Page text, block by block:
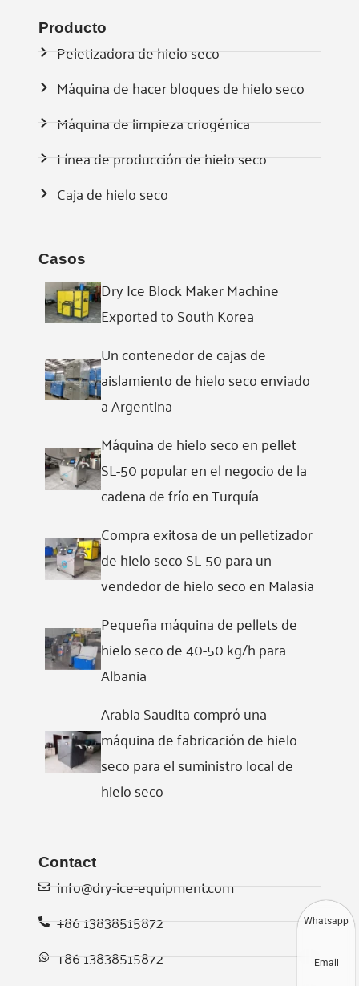
Producto
Peletizadora de hielo seco
Máquina de hacer bloques de hielo seco
Máquina de limpieza criogénica
Línea de producción de hielo seco
Caja de hielo seco
Casos
Dry Ice Block Maker Machine
Exported to South Korea
Un contenedor de cajas de
aislamiento de hielo seco enviado
a Argentina
Máquina de hielo seco en pellet
SL-50 popular en el negocio de la
cadena de frío en Turquía
Compra exitosa de un pelletizador
de hielo seco SL-50 para un
vendedor de hielo seco en Malasia
Pequeña máquina de pellets de
hielo seco de 40-50 kg/h para
Albania
Arabia Saudita compró una
máquina de fabricación de hielo
seco para el suministro local de
hielo seco
Contact
info@dry-ice-equipment.com
+86 13838515872
+86 13838515872
Whatsapp
Email